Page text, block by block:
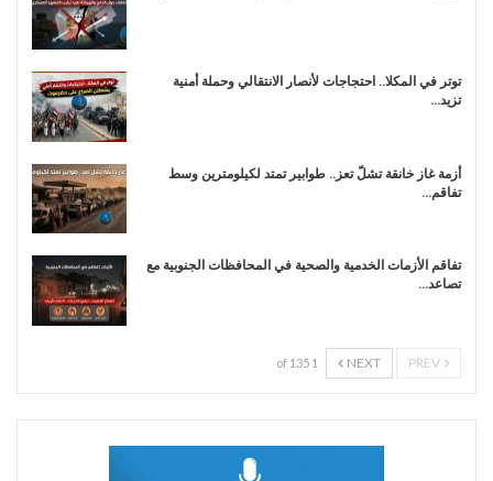
توتر في المكلا.. احتجاجات لأنصار الانتقالي وحملة أمنية
تزيد…
أزمة غاز خانقة تشلّ تعز.. طوابير تمتد لكيلومترين وسط
تفاقم…
تفاقم الأزمات الخدمية والصحية في المحافظات الجنوبية مع
تصاعد…
NEXT
1 of 135